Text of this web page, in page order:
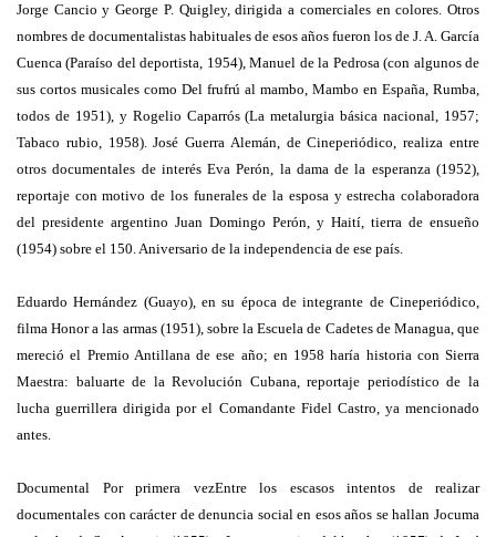
Jorge Cancio y George P. Quigley, dirigida a comerciales en colores. Otros
nombres de documentalistas habituales de esos años fueron los de J. A. García
Cuenca (Paraíso del deportista, 1954), Manuel de la Pedrosa (con algunos de
sus cortos musicales como Del frufrú al mambo, Mambo en España, Rumba,
todos de 1951), y Rogelio Caparrós (La metalurgia básica nacional, 1957;
Tabaco rubio, 1958). José Guerra Alemán, de Cineperiódico, realiza entre
otros documentales de interés Eva Perón, la dama de la esperanza (1952),
reportaje con motivo de los funerales de la esposa y estrecha colaboradora
del presidente argentino Juan Domingo Perón, y Haití, tierra de ensueño
(1954) sobre el 150. Aniversario de la independencia de ese país.
Eduardo Hernández (Guayo), en su época de integrante de Cineperiódico,
filma Honor a las armas (1951), sobre la Escuela de Cadetes de Managua, que
mereció el Premio Antillana de ese año; en 1958 haría historia con Sierra
Maestra: baluarte de la Revolución Cubana, reportaje periodístico de la
lucha guerrillera dirigida por el Comandante Fidel Castro, ya mencionado
antes.
Documental Por primera vezEntre los escasos intentos de realizar
documentales con carácter de denuncia social en esos años se hallan Jocuma